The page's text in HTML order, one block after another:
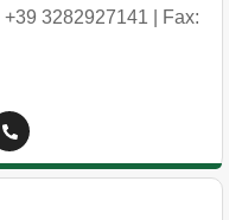
+39 3282927141 | Fax: